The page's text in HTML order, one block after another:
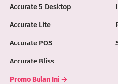
Accurate 5 Desktop
Accurate Lite
Accurate POS
Accurate Bliss
Promo Bulan Ini →